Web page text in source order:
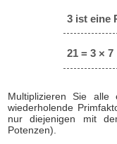
3 ist eine
21 = 3 × 7
Multiplizieren Sie alle
wiederholende
nur diejenigen mit
Potenzen).